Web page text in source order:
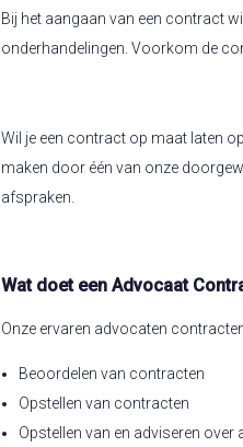
Bij het aangaan van een contract
onderhandelingen. Voorkom de
Wil je een contract op maat laten
maken door één van onze
afspraken.
Wat doet een Advocaat
Onze ervaren advocaten
Beoordelen van contracten
Opstellen van contracten
Opstellen van en adviseren